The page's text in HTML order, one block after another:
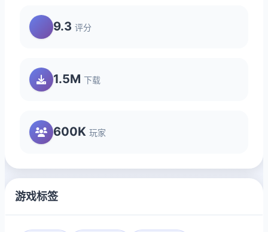
9.3 评分
1.5M 下载
600K 玩家
游戏标签